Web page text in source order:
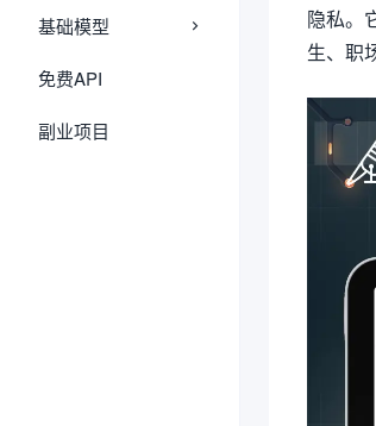
基础模型
免费API
副业项目
隐私。
生、职